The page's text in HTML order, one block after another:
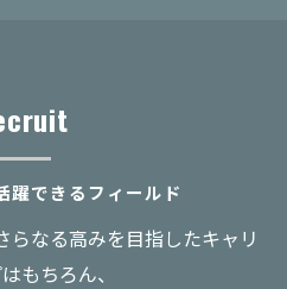
躍できるフィールド
らなる高みを目指したキャリ
もちろん、